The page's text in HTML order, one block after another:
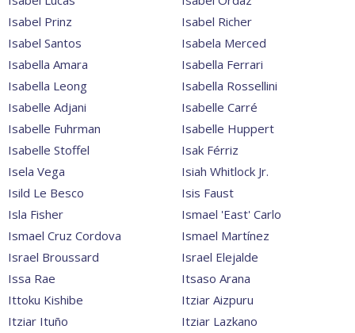
Isabel Prinz
Isabel Richer
Isabel Santos
Isabela Merced
Isabella Amara
Isabella Ferrari
Isabella Leong
Isabella Rossellini
Isabelle Adjani
Isabelle Carré
Isabelle Fuhrman
Isabelle Huppert
Isabelle Stoffel
Isak Férriz
Isela Vega
Isiah Whitlock Jr.
Isild Le Besco
Isis Faust
Isla Fisher
Ismael 'East' Carlo
Ismael Cruz Cordova
Ismael Martínez
Israel Broussard
Israel Elejalde
Issa Rae
Itsaso Arana
Ittoku Kishibe
Itziar Aizpuru
Itziar Ituño
Itziar Lazkano